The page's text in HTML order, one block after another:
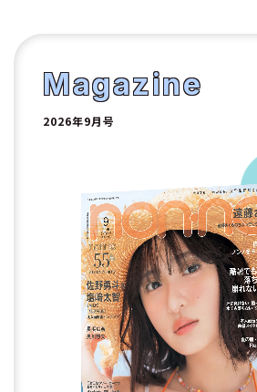
2
Magazine
2026年9月号